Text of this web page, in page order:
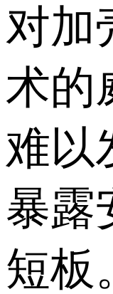
对加
术的
难以
暴露
短板